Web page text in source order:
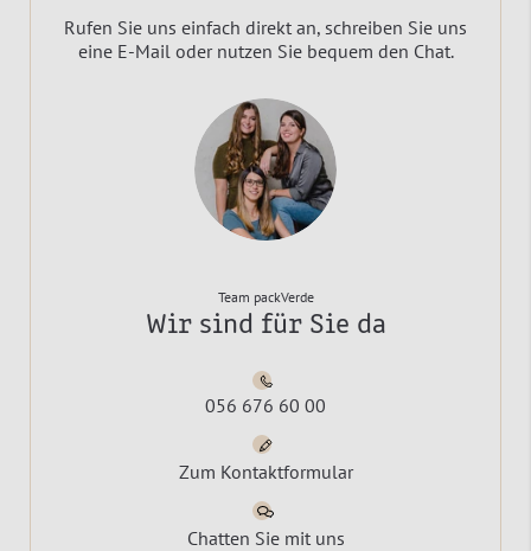
Rufen Sie uns einfach direkt an, schreiben Sie uns
eine E-Mail oder nutzen Sie bequem den Chat.
Team packVerde
Wir sind für Sie da
056 676 60 00
Zum Kontaktformular
Chatten Sie mit uns